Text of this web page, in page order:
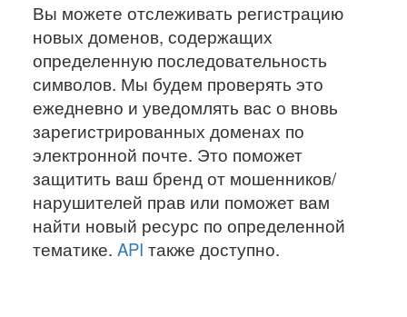
Вы можете отслеживать регистрацию
новых доменов, содержащих
определенную последовательность
символов. Мы будем проверять это
ежедневно и уведомлять вас о вновь
зарегистрированных доменах по
электронной почте. Это поможет
защитить ваш бренд от мошенников/
нарушителей прав или поможет вам
найти новый ресурс по определенной
тематике. API также доступно.